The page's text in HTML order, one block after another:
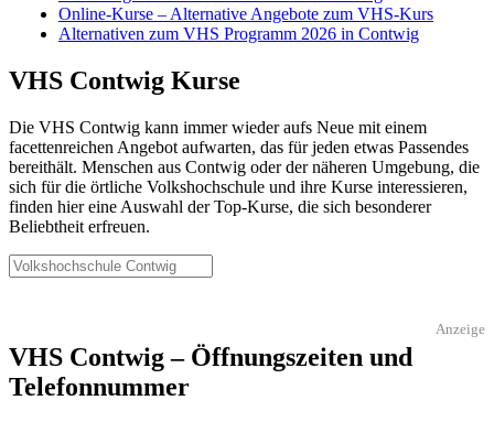
Online-Kurse – Alternative Angebote zum VHS-Kurs
Alternativen zum VHS Programm 2026 in Contwig
VHS Contwig Kurse
Die VHS Contwig kann immer wieder aufs Neue mit einem
facettenreichen Angebot aufwarten, das für jeden etwas Passendes
bereithält. Menschen aus Contwig oder der näheren Umgebung, die
sich für die örtliche Volkshochschule und ihre Kurse interessieren,
finden hier eine Auswahl der Top-Kurse, die sich besonderer
Beliebtheit erfreuen.
Anzeige
VHS Contwig – Öffnungszeiten und
Telefonnummer